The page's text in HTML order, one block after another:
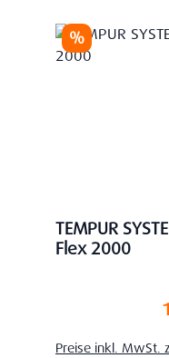
Rabatt
%
TEMPUR
Flex 2000
Verkaufspreis:
Preise inkl. MwSt.